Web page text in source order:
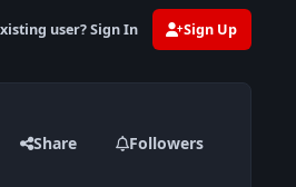
user? Sign In Sign Up
Share Followers